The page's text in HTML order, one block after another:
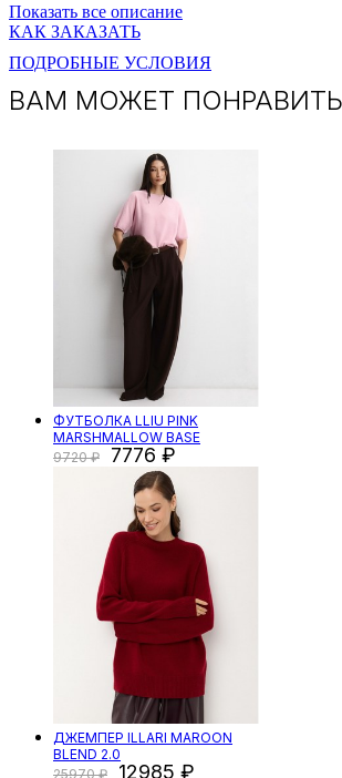
Показать все описание
КАК ЗАКАЗАТЬ
ПОДРОБНЫЕ УСЛОВИЯ
ВАМ МОЖЕТ
ФУТБОЛКА LLIU PINK
MARSHMALLOW BASE
9720
7776
ДЖЕМПЕР ILLARI MAROON
BLEND 2.0
25970
12985